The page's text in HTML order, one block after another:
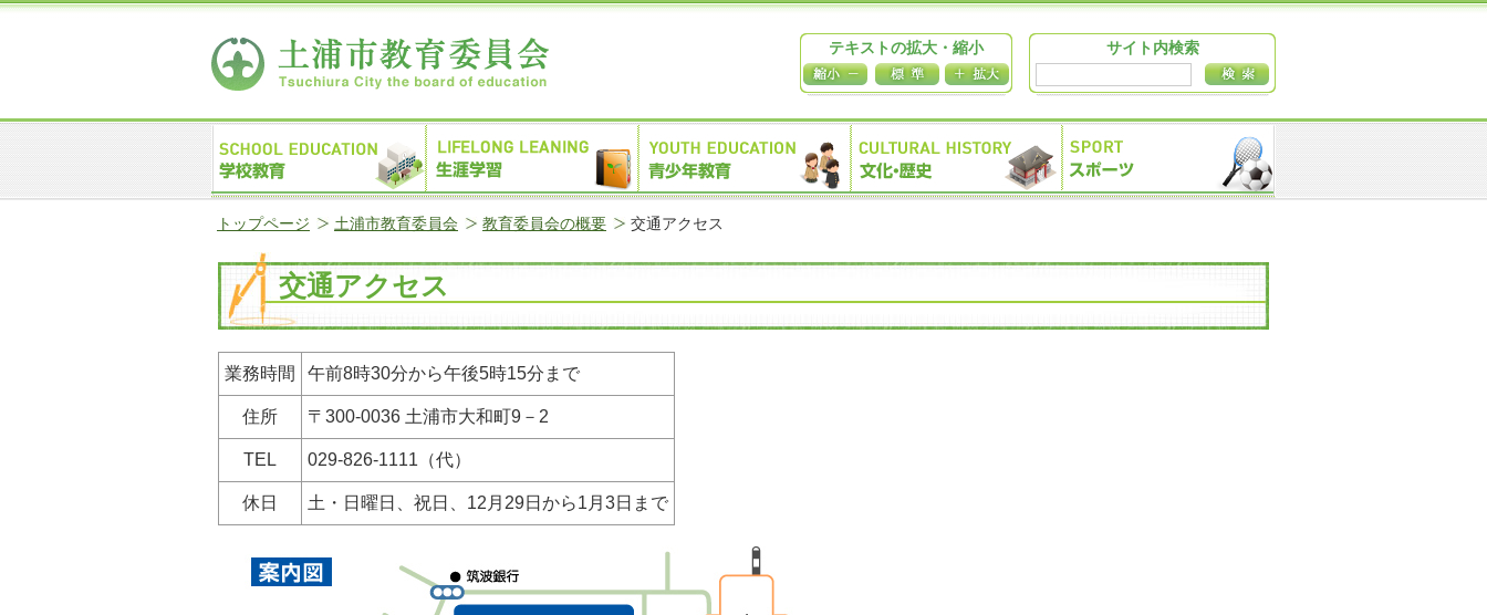
テキストの拡大・縮小 サイト内検索
トップページ 土浦市教育委員会 教育委員会の概要 交通アクセス
交通アクセス
業務時間 午前8時30分から午後5時15分まで
住所 〒300-0036 土浦市大和町9－2
TEL 029-826-1111（代）
休日 土・日曜日、祝日、12月29日から1月3日まで